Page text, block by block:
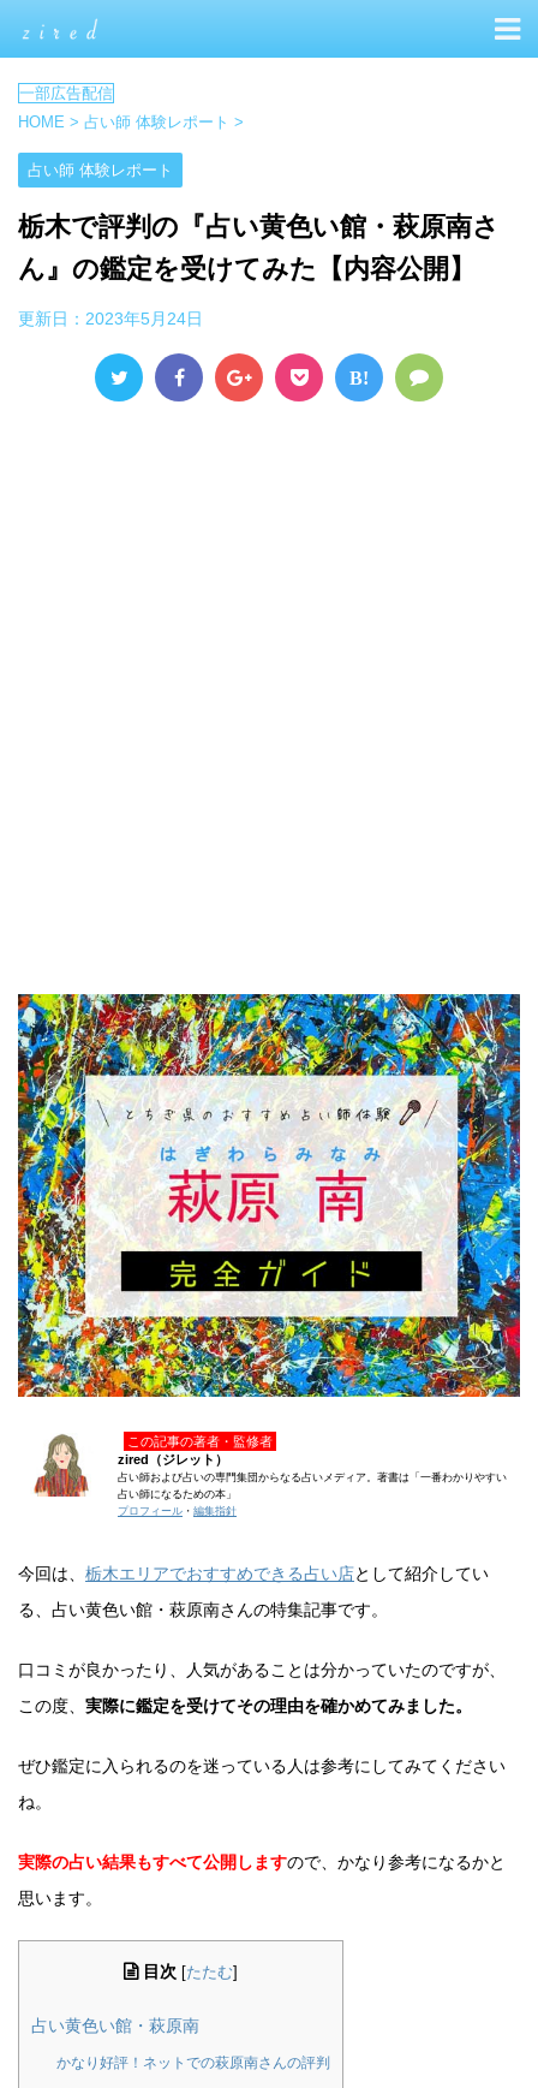
HOME > 占い師 体験レポート >
占い師 体験レポート
栃木で評判の『占い黄色い館・萩原南さ
ん』の鑑定を受けてみた【内容公開】
更新日： 2023年5月24日
B!
この記事の著者・監修者
zired（ジレット）
占い師および占いの専門集団からなる占いメディア。著書は「一番わかりやすい
占い師になるための本」
プロフィール ・ 編集指針
今回は、 栃木エリアでおすすめできる占い店として紹介してい
る、占い黄色い館・萩原南さんの特集記事です。
口コミが良かったり、人気があることは分かっていたのですが、
この度、 実際に鑑定を受けてその理由を確かめてみました。
ぜひ鑑定に入られるのを迷っている人は参考にしてみてください
ね。
実際の占い結果もすべて公開しますので、かなり参考になるかと
思います。
目次 たたむ
占い黄色い館・萩原南
かなり好評！ネットでの萩原南さんの評判